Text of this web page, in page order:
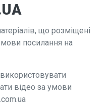
що розміщені
посилання на
відео за умови